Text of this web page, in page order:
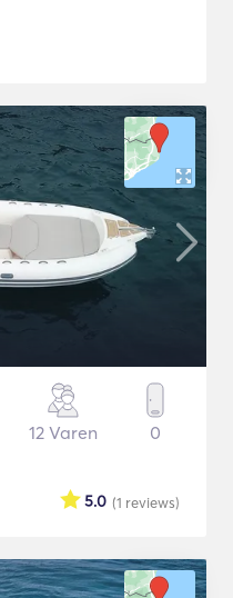
12 Varen 0
(1 reviews)
5.0